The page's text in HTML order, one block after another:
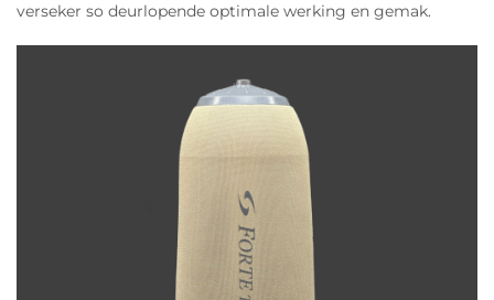
verseker so deurlopende optimale werking en gemak.